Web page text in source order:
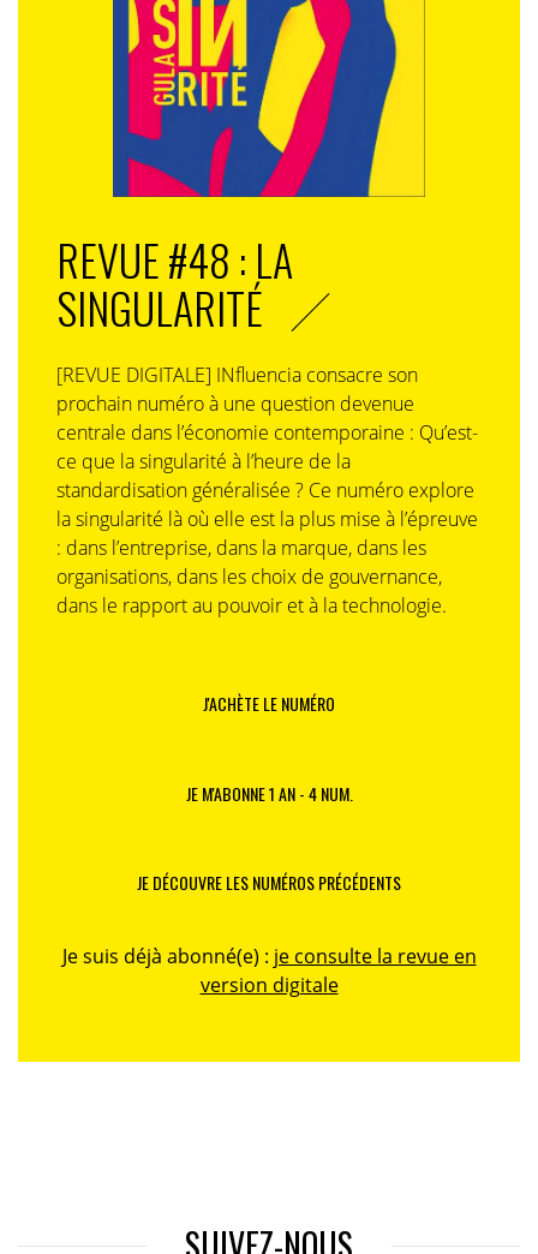
REVUE #48 : LA
SINGULARITÉ
[REVUE DIGITALE] INfluencia consacre son
prochain numéro à une question devenue
centrale dans l’économie contemporaine : Qu’est-
ce que la singularité à l’heure de la
standardisation généralisée ? Ce numéro explore
la singularité là où elle est la plus mise à l’épreuve
: dans l’entreprise, dans la marque, dans les
organisations, dans les choix de gouvernance,
dans le rapport au pouvoir et à la technologie.
J'ACHÈTE LE NUMÉRO
JE M'ABONNE 1 AN - 4 NUM.
JE DÉCOUVRE LES NUMÉROS PRÉCÉDENTS
Je suis déjà abonné(e) : je consulte la revue en
version digitale